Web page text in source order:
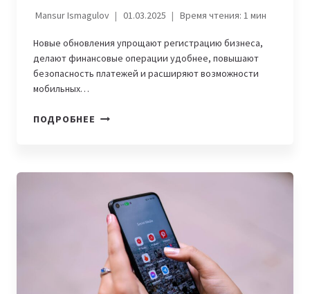
Mansur Ismagulov 01.03.2025 Время чтения: 1мин
Новые обновления упрощают регистрацию бизнеса,
делают финансовые операции удобнее, повышают
безопасность платежей и расширяют возможности
мобильных…
ПОДРОБНЕЕ МОБИЛЬНЫЕ
НОВИНОК
ОБНОВЛЕНИЙ
ФЕВРАЛЯ